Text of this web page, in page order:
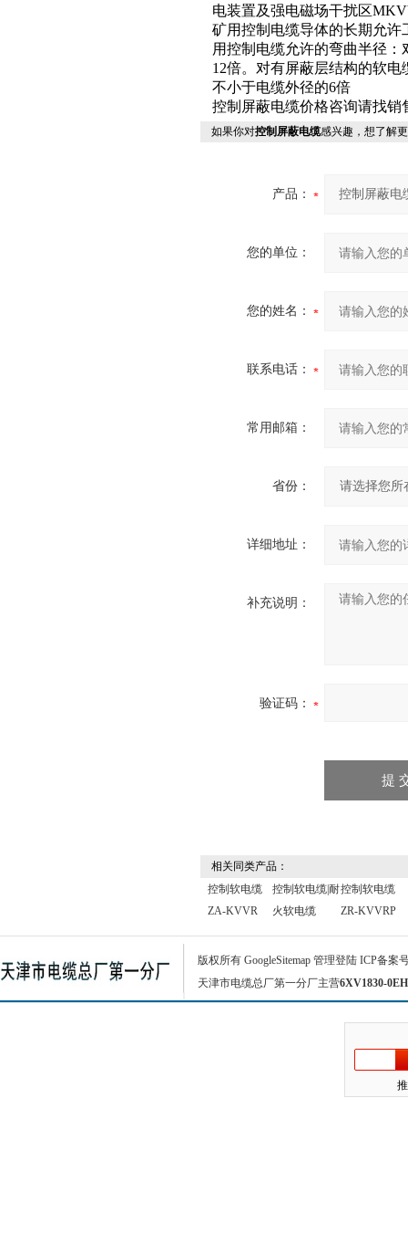
电装置及强电磁场干扰区
矿用控制电缆导体的长期允
用控制电缆允许的弯曲半径
12倍。对有屏蔽层结构的软
不小于电缆外径的6倍
控制屏蔽电缆价格咨询请找销
如果你对控制屏蔽电缆感兴趣，想了解
产品：
您的单位：
您的姓名：
联系电话：
常用邮箱：
省份：
详细地址：
补充说明：
验证码：
相关同类产品：
控制软电缆
ZA-KVVR
控制软电缆|耐
火软电缆
控制软电缆
ZR-KVVRP
版权所有 GoogleSitemap 管理登陆 ICP备案
天津市电缆总厂第一分厂主营6XV1830-